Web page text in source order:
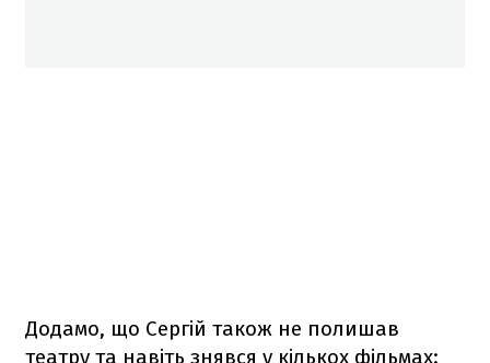
Додамо, що Сергій також не полишав
театру та навіть знявся у кількох фільмах: